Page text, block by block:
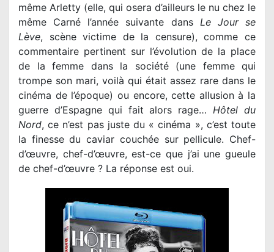
même Arletty (elle, qui osera d’ailleurs le nu chez le
même Carné l’année suivante dans Le Jour se
Lève, scène victime de la censure), comme ce
commentaire pertinent sur l’évolution de la place
de la femme dans la société (une femme qui
trompe son mari, voilà qui était assez rare dans le
cinéma de l’époque) ou encore, cette allusion à la
guerre d’Espagne qui fait alors rage…Hôtel du
Nord, ce n’est pas juste du « cinéma », c’est toute
la finesse du caviar couchée sur pellicule. Chef-
d’œuvre, chef-d’œuvre, est-ce que j’ai une gueule
de chef-d’œuvre ? La réponse est oui.